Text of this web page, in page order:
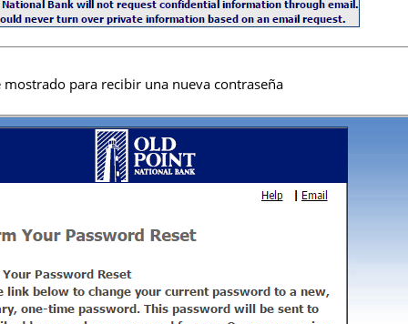
para recibir una nueva contraseña